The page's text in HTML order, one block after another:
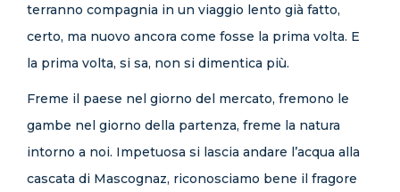
terranno compagnia in un viaggio lento già fatto,
certo, ma nuovo ancora come fosse la prima volta. E
la prima volta, si sa, non si dimentica più.
Freme il paese nel giorno del mercato, fremono le
gambe nel giorno della partenza, freme la natura
intorno a noi. Impetuosa si lascia andare l’acqua alla
cascata di Mascognaz, riconosciamo bene il fragore